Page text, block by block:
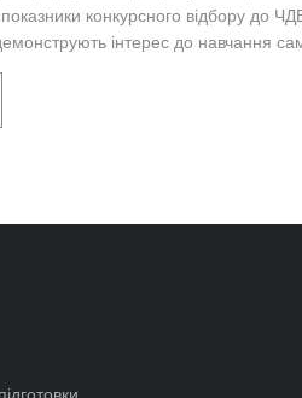
конкурсного відбору до
інтерес до навчання